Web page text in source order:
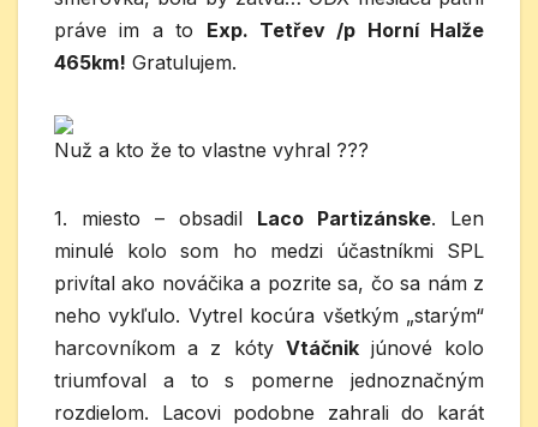
práve im a to Exp. Tetřev /p Horní Halže
465km! Gratulujem.
Nuž a kto že to vlastne vyhral ???
1. miesto – obsadil Laco Partizánske. Len
minulé kolo som ho medzi účastníkmi SPL
privítal ako nováčika a pozrite sa, čo sa nám z
neho vykľulo. Vytrel kocúra všetkým „starým“
harcovníkom a z kóty Vtáčnikjúnové kolo
triumfoval a to s pomerne jednoznačným
rozdielom. Lacovi podobne zahrali do karát